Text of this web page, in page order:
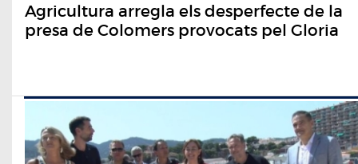
Agricultura arregla els desperfecte de la
presa de Colomers provocats pel Gloria